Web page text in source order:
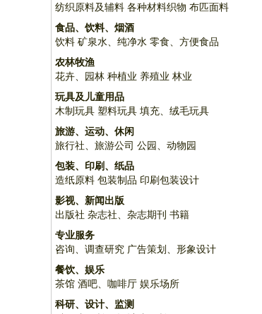
纺织原料及辅料 各种材料织物 布匹面料
食品、饮料、烟酒
饮料 矿泉水、纯净水 零食、方便食品
农林牧渔
花卉、园林 种植业 养殖业 林业
玩具及儿童用品
木制玩具 塑料玩具 填充、绒毛玩具
旅游、运动、休闲
旅行社、旅游公司 公园、动物园
包装、印刷、纸品
造纸原料 包装制品 印刷包装设计
影视、新闻出版
出版社 杂志社、杂志期刊 书籍
专业服务
咨询、调查研究 广告策划、形象设计
餐饮、娱乐
茶馆 酒吧、咖啡厅 娱乐场所
科研、设计、监测